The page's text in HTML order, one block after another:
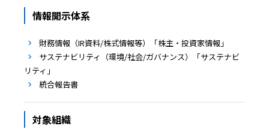
情報開示体系
財務情報（IR資料/株式情報等）「株主・投資家情報」
サステナビリティ（環境/社会/ガバナンス）「サステナビ
リティ」
統合報告書
対象組織